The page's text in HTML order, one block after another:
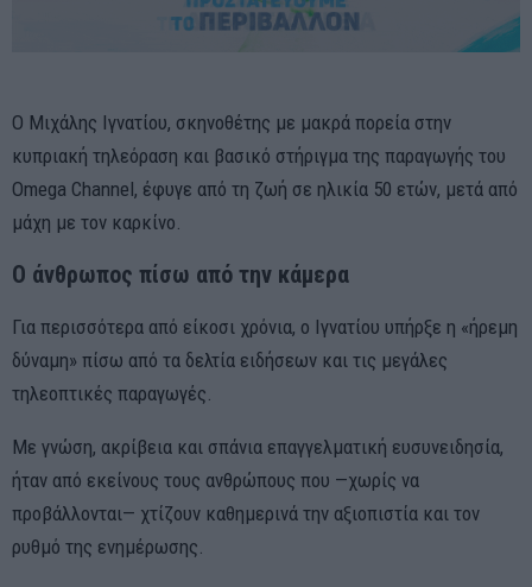
Ο Μιχάλης Ιγνατίου, σκηνοθέτης με μακρά πορεία στην
κυπριακή τηλεόραση και βασικό στήριγμα της παραγωγής του
Omega Channel, έφυγε από τη ζωή σε ηλικία 50 ετών, μετά από
μάχη με τον καρκίνο.
Ο άνθρωπος πίσω από την κάμερα
Για περισσότερα από είκοσι χρόνια, ο Ιγνατίου υπήρξε η «ήρεμη
δύναμη» πίσω από τα δελτία ειδήσεων και τις μεγάλες
τηλεοπτικές παραγωγές.
Με γνώση, ακρίβεια και σπάνια επαγγελματική ευσυνειδησία,
ήταν από εκείνους τους ανθρώπους που —χωρίς να
προβάλλονται— χτίζουν καθημερινά την αξιοπιστία και τον
ρυθμό της ενημέρωσης.